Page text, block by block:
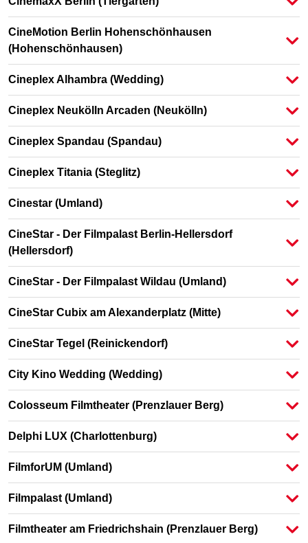
CineMotion Berlin Hohenschönhausen
(Hohenschönhausen)
Cineplex Alhambra (Wedding)
Cineplex Neukölln Arcaden (Neukölln)
Cineplex Spandau (Spandau)
Cineplex Titania (Steglitz)
Cinestar (Umland)
CineStar - Der Filmpalast Berlin-Hellersdorf
(Hellersdorf)
CineStar - Der Filmpalast Wildau (Umland)
CineStar Cubix am Alexanderplatz (Mitte)
CineStar Tegel (Reinickendorf)
City Kino Wedding (Wedding)
Colosseum Filmtheater (Prenzlauer Berg)
Delphi LUX (Charlottenburg)
FilmforUM (Umland)
Filmpalast (Umland)
Filmtheater am Friedrichshain (Prenzlauer Berg)